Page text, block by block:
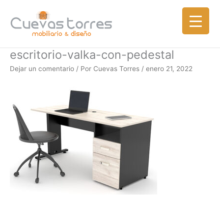
contenido
escritorio-valka-con-pedestal
Dejar un comentario / Por Cuevas Torres / enero 21, 2022